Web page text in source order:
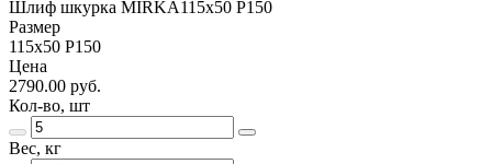
Шлиф шкурка MIRKA115х50 Р150
Размер
115х50 Р150
Цена
2790.00 руб.
Кол-во, шт
Вес, кг